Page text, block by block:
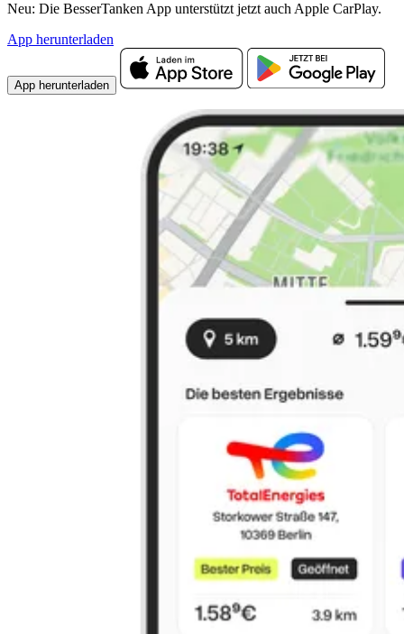
Neu: Die BesserTanken App unterstützt jetzt auch Apple CarPlay.
App herunterladen
App herunterladen